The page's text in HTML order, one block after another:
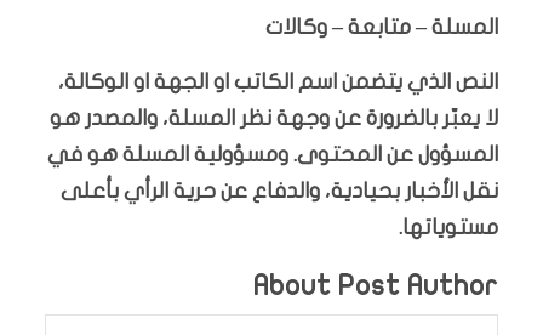
المسلة – متابعة – وكالات
النص الذي يتضمن اسم الكاتب او الجهة او الوكالة،
لا يعبّر بالضرورة عن وجهة نظر المسلة، والمصدر هو
المسؤول عن المحتوى. ومسؤولية المسلة هو في
نقل الأخبار بحيادية، والدفاع عن حرية الرأي بأعلى
مستوياتها.
About Post Author